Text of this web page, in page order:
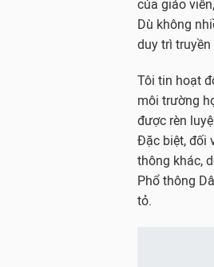
của giáo
Dù không
duy trì
Tôi tin hoạt
môi trường
được rèn
Đặc biệt, đối
thông khác,
Phổ thông
tỏ.